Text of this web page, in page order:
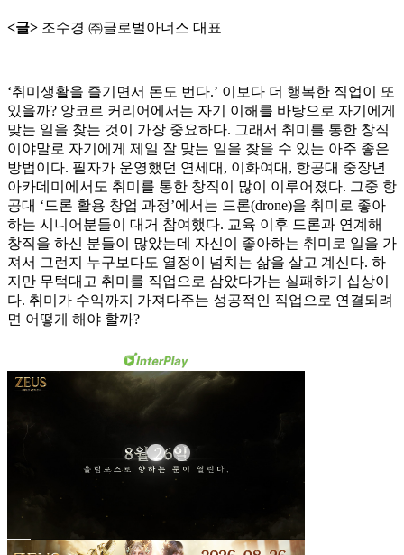
<글> 조수경 ㈜글로벌아너스 대표
‘취미생활을 즐기면서 돈도 번다.’ 이보다 더 행복한 직업이 또
있을까? 앙코르 커리어에서는 자기 이해를 바탕으로 자기에게
맞는 일을 찾는 것이 가장 중요하다. 그래서 취미를 통한 창직
이야말로 자기에게 제일 잘 맞는 일을 찾을 수 있는 아주 좋은
방법이다. 필자가 운영했던 연세대, 이화여대, 항공대 중장년
아카데미에서도 취미를 통한 창직이 많이 이루어졌다. 그중 항
공대 ‘드론 활용 창업 과정’에서는 드론(drone)을 취미로 좋아
하는 시니어분들이 대거 참여했다. 교육 이후 드론과 연계해
창직을 하신 분들이 많았는데 자신이 좋아하는 취미로 일을 가
져서 그런지 누구보다도 열정이 넘치는 삶을 살고 계신다. 하
지만 무턱대고 취미를 직업으로 삼았다가는 실패하기 십상이
다. 취미가 수익까지 가져다주는 성공적인 직업으로 연결되려
면 어떻게 해야 할까?